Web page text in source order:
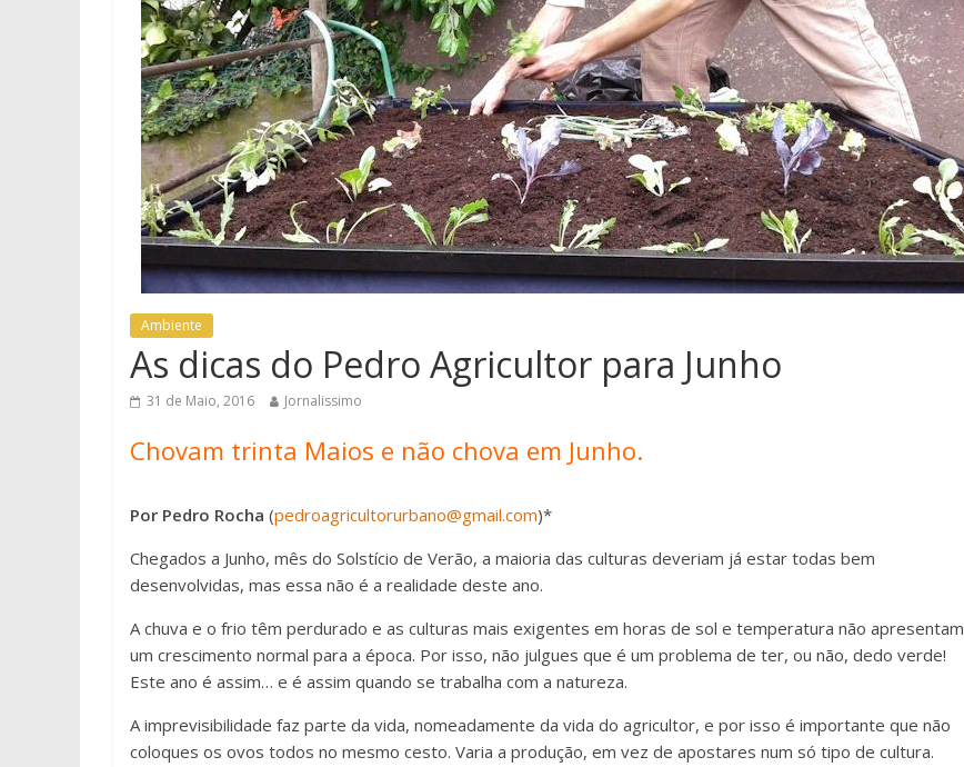
Ambiente
As dicas do Pedro Agricultor para Junho
31 de Maio, 2016 Jornalissimo
Chovam trinta Maios e não chova em Junho.
Por Pedro Rocha (pedroagricultorurbano@gmail.com)*
Chegados a Junho, mês do Solstício de Verão, a maioria das culturas deveriam já estar todas bem
desenvolvidas, mas essa não é a realidade deste ano.
A chuva e o frio têm perdurado e as culturas mais exigentes em horas de sol e temperatura não apresentam
um crescimento normal para a época. Por isso, não julgues que é um problema de ter, ou não, dedo verde!
Este ano é assim… e é assim quando se trabalha com a natureza.
A imprevisibilidade faz parte da vida, nomeadamente da vida do agricultor, e por isso é importante que não
coloques os ovos todos no mesmo cesto. Varia a produção, em vez de apostares num só tipo de cultura.